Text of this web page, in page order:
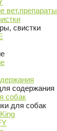
вет.препараты
свистки
содержания
собак
для собак